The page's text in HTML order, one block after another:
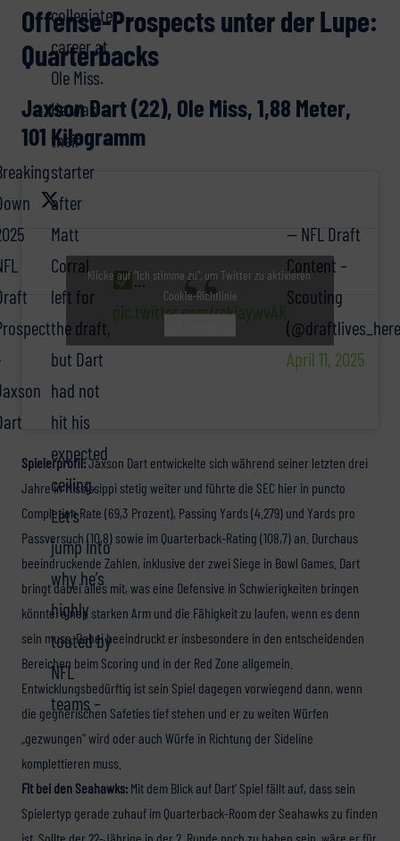
Offense-Prospects unter der Lupe:
Quarterbacks
Jaxson Dart (22), Ole Miss, 1,88 Meter,
101 Kilogramm
collegiate
career at
Ole Miss.
He was
their
starter
after
Matt
Corral
left for
the draft,
but Dart
had not
hit his
expected
ceiling.
Let’s
jump into
why he’s
highly
touted by
NFL
teams –
…
pic.twitter.com/rckiaywvAK
— NFL Draft
Content –
Scouting
April 11, 2025
Klicke auf "Ich stimme zu", um Twitter zu aktivieren
Cookie-Richtlinie
Spielerprofil:Jaxson Dart entwickelte sich während seiner letzten drei
Jahre in Mississippi stetig weiter und führte die SEC hier in puncto
Completion Rate (69,3 Prozent), Passing Yards (4.279) und Yards pro
Passversuch (10,8) sowie im Quarterback-Rating (108,7) an. Durchaus
beeindruckende Zahlen, inklusive der zwei Siege in Bowl Games. Dart
bringt dabei alles mit, was eine Defensive in Schwierigkeiten bringen
könnte: einen starken Arm und die Fähigkeit zu laufen, wenn es denn
sein muss. Dabei beeindruckt er insbesondere in den entscheidenden
Bereichen beim Scoring und in der Red Zone allgemein.
Entwicklungsbedürftig ist sein Spiel dagegen vorwiegend dann, wenn
die gegnerischen Safeties tief stehen und er zu weiten Würfen
„gezwungen“ wird oder auch Würfe in Richtung der Sideline
komplettieren muss.
Fit bei den Seahawks: Mit dem Blick auf Dart‘ Spiel fällt auf, dass sein
Spielertyp gerade zuhauf im Quarterback-Room der Seahawks zu finden